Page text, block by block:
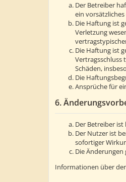
Der Betreiber
ein
Die Haftung ist
Verletzung
Die Haftung ist
Vertragsschluss
Schäden,
Die
Ansprüche für
6.
Der Betreiber
Der Nutzer ist
sofortiger
Die
Informationen über